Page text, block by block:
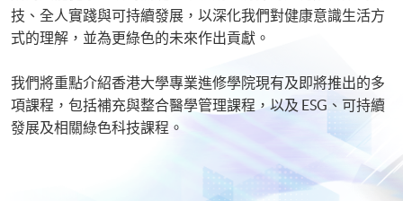
技、全人實踐與可持續發展，以深化我們對健康意識生活方
式的理解，並為更綠色的未來作出貢獻。
我們將重點介紹香港大學專業進修學院現有及即將推出的多
項課程，包括補充與整合醫學管理課程，以及 ESG、可持續
發展及相關綠色科技課程。